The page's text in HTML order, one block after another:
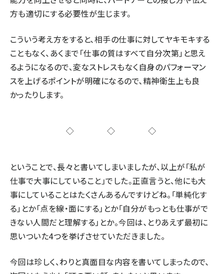
方も適切にする必要性が生じます。
こういう考え方をすると、相手の仕事に対してヤキモキする
こともなく、あくまで「仕事の質はすべて自分次第」と思え
るようになるので、変なストレスもなく自身のパフォーマン
スを上げるポイントが明確になるので、精神衛生上も良
かったりします。
◇◇◇
ということで、長々と書いてしまいましたが、以上が「私が
仕事で大事にしていること」でした。正直言うと、他にも大
事にしていることはたくさんあるんですけどね。「単純化す
る」とか「点を線・面にする」とか「自分がもっとも仕事がで
きない人間だと理解する」とか。今回は、とりあえず最初に
思いついた4つを挙げさせていただきました。
今回は珍しく、わりと真面目な内容を書いてしまったので、